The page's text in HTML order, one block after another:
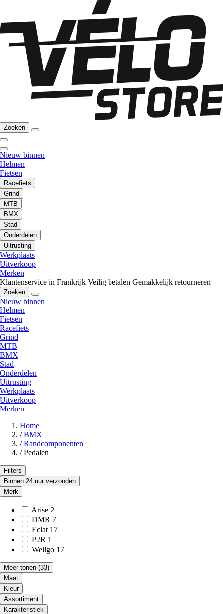
Zoeken
Nieuw binnen
Helmen
Fietsen
Racefiets
Grind
MTB
BMX
Stad
Onderdelen
Uitrusting
Werkplaats
Uitverkoop
Merken
Klantenservice in Frankrijk Veilig betalen Gemakkelijk retourneren
Zoeken
Nieuw binnen
Helmen
Fietsen
Racefiets
Grind
MTB
BMX
Stad
Onderdelen
Uitrusting
Werkplaats
Uitverkoop
Merken
Home
/ BMX
/ Randcomponenten
/ Pedalen
Filters
Binnen 24 uur verzonden
Merk
Arise 2
DMR 7
Eclat 17
P2R 1
Wellgo 17
Meer tonen (33)
Maat
Kleur
Assortiment
Karakteristiek